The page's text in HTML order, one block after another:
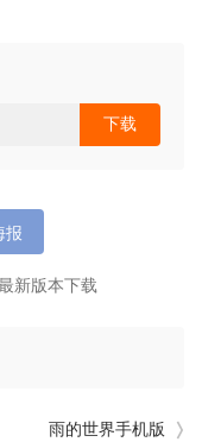
下载
报
新版本下载
雨的世界手机版